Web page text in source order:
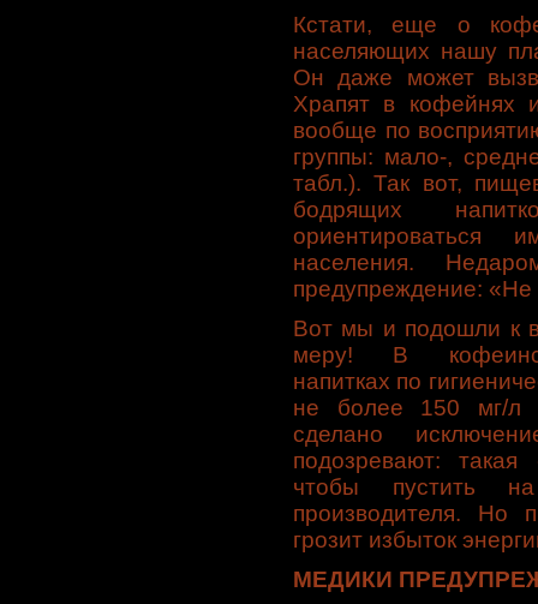
Кстати, еще о
населяющих нашу
Он даже может
Храпят в кофейнях
вообще по
группы: мало-,
табл.). Так вот,
бодрящих
ориентироваться
населения.
предупреждение: «Не
Вот мы и подошли к
меру! В
напитках по
не более 150 мг/л
сделано
подозревают:
чтобы пустить
производителя. Но
грозит избыток
МЕДИКИ